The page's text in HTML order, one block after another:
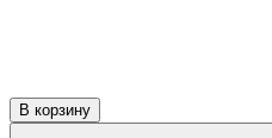
В корзину